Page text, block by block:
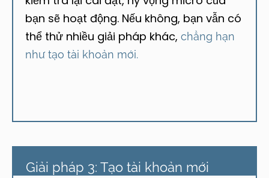
bạn sẽ hoạt động. Nếu không, bạn vẫn có
thể thử nhiều giải pháp khác, chẳng hạn
như tạo tài khoản mới.
Giải pháp 3: Tạo tài khoản mới